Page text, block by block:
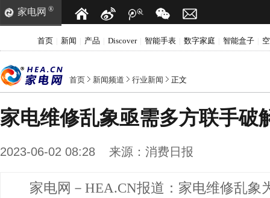
家电网 ®
首页 新闻 产品 Discover 智能手表 数字家庭 智能盒子
首页 新闻频道 行业新闻 正文
家电维修乱象亟需多方联手破
2023-06-02 08:28 来源： 消费日报
家电网－HEA.CN报道： 家电维修乱象